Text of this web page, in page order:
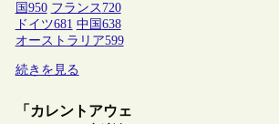
国 950 フランス 720
ドイツ681 中国 638
オーストラリア599
続きを見る
「カレントアウェ